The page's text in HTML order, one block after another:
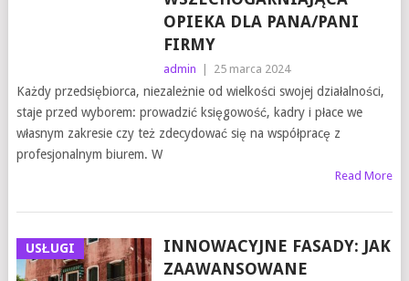
OPIEKA DLA PANA/PANI
FIRMY
admin 25 marca 2024
Każdy przedsiębiorca, niezależnie od wielkości swojej działalności,
staje przed wyborem: prowadzić księgowość, kadry i płace we
własnym zakresie czy też zdecydować się na współpracę z
profesjonalnym biurem. W
Read More
USŁUGI
INNOWACYJNE FASADY: JAK
ZAAWANSOWANE